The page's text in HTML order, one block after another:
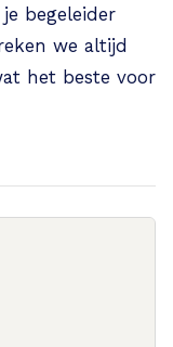
begeleider
we altijd
het beste voor